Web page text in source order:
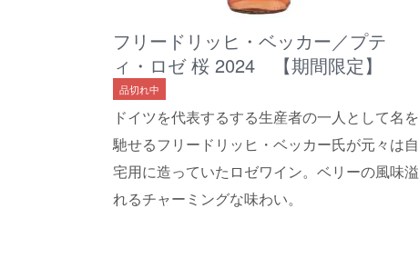
フリードリッヒ・ベッカー／プテ
ィ・ロゼ 桜 2024 【期間限定】
品切れ中
ドイツを代表するする生産者の一人として名を
馳せるフリードリッヒ・ベッカー氏が元々は自
宅用に造っていたロゼワイン。ベリーの風味溢
れるチャーミングな味わい。